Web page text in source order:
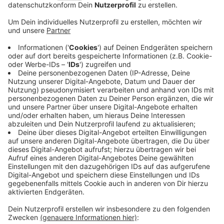
Geliefert werden die Bauteile für eine neue
Windenergieanlage am Klärwerk der Klever
Umweltbetriebe. Damit soll das Klärwerk künftig mit
grüner Energie versorgt werden. Die Transporte
kommen von der A3-Anschlussstelle Rees, über die
Reeser Rheinbrücke und den Oraniendeich bis nach
Salmorth. Entlang der Strecke müssen dafür zeitweise
Verkehrszeichen und Leitpfosten versetzt werden.
Außerdem gilt in Griethausen auf der Straße Postdeich
täglich zwischen 20 Uhr abends und 6 Uhr morgens ein
Halteverbot. Tagsüber darf dort weiter geparkt
werden. Wann die Transporte genau unterwegs sind,
ist aktuell unklar.
Anzeige